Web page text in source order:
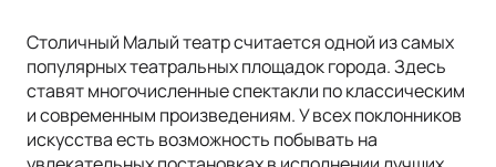
Столичный Малый театр считается одной из самых
популярных театральных площадок города. Здесь
ставят многочисленные спектакли по классическим
и современным произведениям. У всех поклонников
искусства есть возможность побывать на